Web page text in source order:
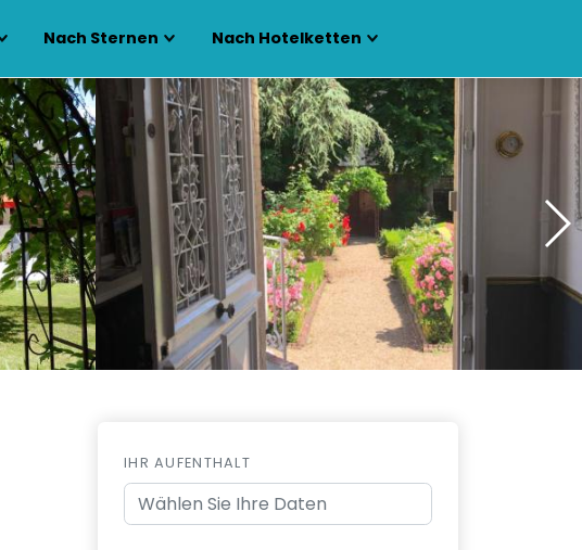
Nach Sternen Nach Hotelketten
IHR AUFENTHALT